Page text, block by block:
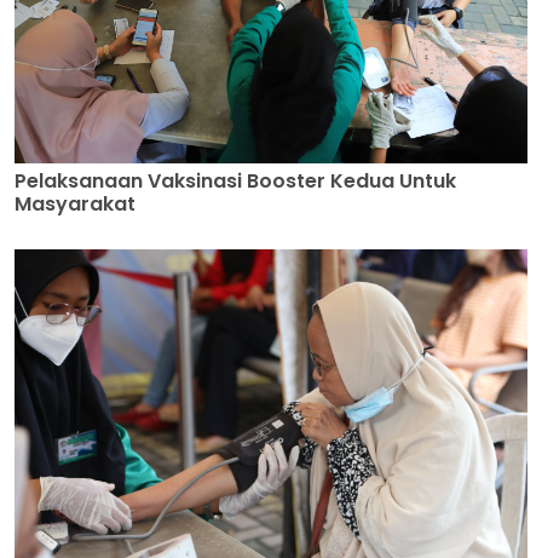
Pelaksanaan Vaksinasi Booster Kedua Untuk
Masyarakat